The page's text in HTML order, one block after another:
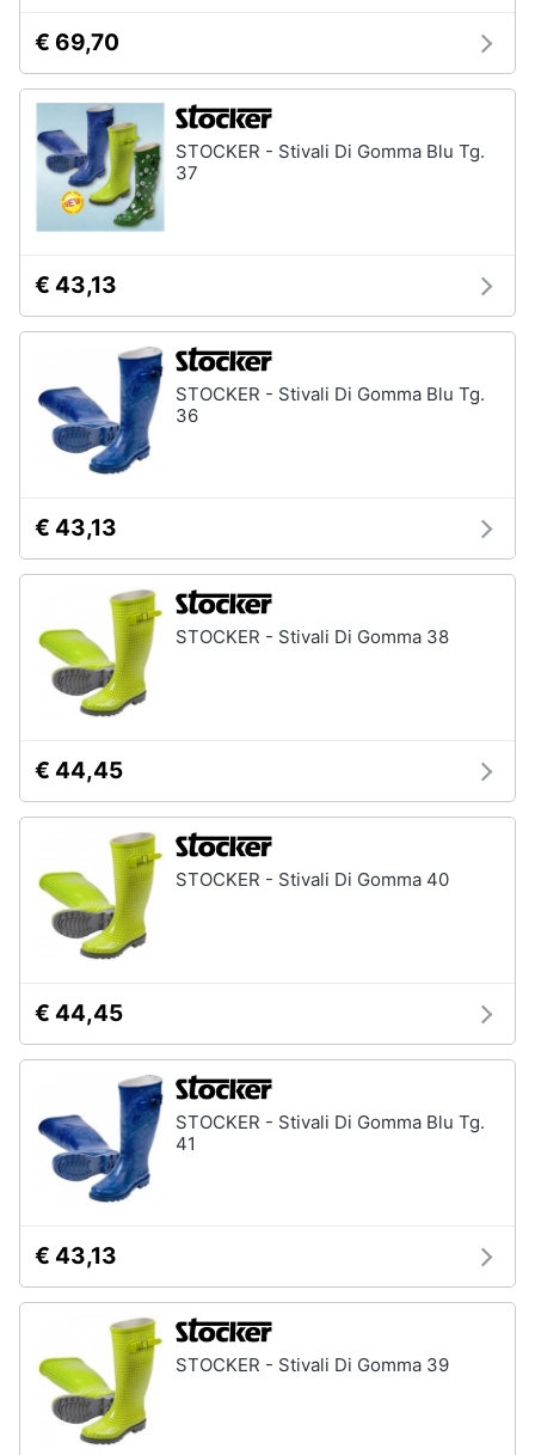
€ 69,70
STOCKER - Stivali Di Gomma Blu Tg.
37
€ 43,13
STOCKER - Stivali Di Gomma Blu Tg.
36
€ 43,13
STOCKER - Stivali Di Gomma 38
€ 44,45
STOCKER - Stivali Di Gomma 40
€ 44,45
STOCKER - Stivali Di Gomma Blu Tg.
41
€ 43,13
STOCKER - Stivali Di Gomma 39